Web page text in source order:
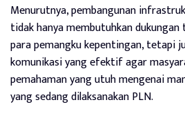
Menurutnya, pembangunan
tidak hanya membutuhkan
para pemangku kepentingan, tetapi
komunikasi yang efektif agar
pemahaman yang utuh mengenai
yang sedang dilaksanakan PLN.